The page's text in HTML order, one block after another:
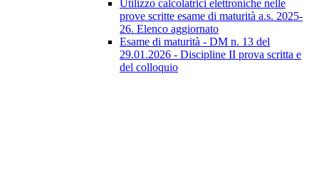
Utilizzo calcolatrici elettroniche nelle
prove scritte esame di maturità a.s. 2025-
26. Elenco aggiornato
Esame di maturità - DM n. 13 del
29.01.2026 - Discipline II prova scritta e
del colloquio